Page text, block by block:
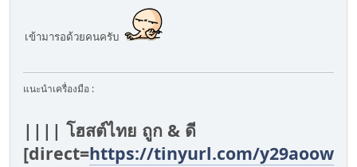
เข้ามารอด้วยคนครับ
แนะนำเครื่องมือ :
|||| โฮสต์ไทย ถูก & ดี
[direct=https://tinyurl.com/y29aoowv